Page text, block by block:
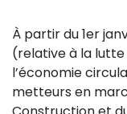
À partir du 1er
(relative à la
l’économie
metteurs en